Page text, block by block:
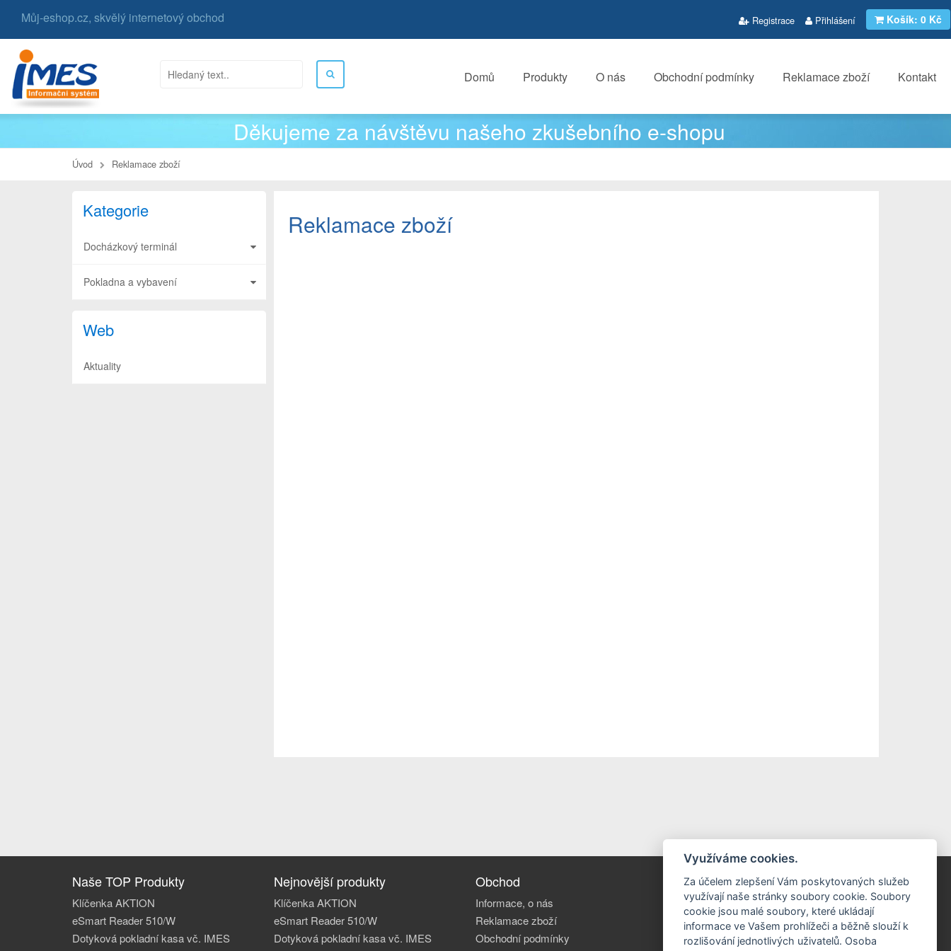
Můj-eshop.cz, skvělý internetový obchod Registrace Přihlášení Košík: 0 Kč
Domů Produkty O nás Obchodní podmínky Reklamace zboží Kontakt
Děkujeme za návštěvu našeho zkušebního e-shopu
Úvod Reklamace zboží
Reklamace zboží
Kategorie
Docházkový terminál
Pokladna a vybavení
Web
Aktuality
Naše TOP Produkty
Klíčenka AKTION
eSmart Reader 510/W
Dotyková pokladní kasa vč. IMES
Nejnovější produkty
Klíčenka AKTION
eSmart Reader 510/W
Dotyková pokladní kasa vč. IMES
Obchod
Informace, o nás
Reklamace zboží
Obchodní podmínky
Kontakt
Město
Ulice, Příbram
Email: xx@xxx.cz
Telefon: +420 123456789
Využíváme cookies.
Za účelem zlepšení Vám poskytovaných služeb
využívají naše stránky soubory cookie. Soubory
cookie jsou malé soubory, které ukládají
informace ve Vašem prohlížeči a běžně slouží k
rozlišování jednotlivých uživatelů. Osoba